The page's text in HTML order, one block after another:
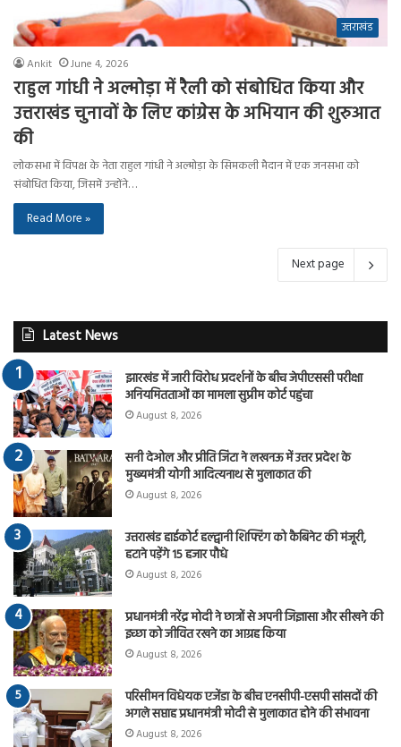
उत्तराखंड
Ankit June 4, 2026
राहुल गांधी ने अल्मोड़ा में रैली को संबोधित किया और
उत्तराखंड चुनावों के लिए कांग्रेस के अभियान की शुरुआत
की
लोकसभा में विपक्ष के नेता राहुल गांधी ने अल्मोड़ा के सिमकली मैदान में एक जनसभा को
संबोधित किया, जिसमें उन्होंने…
Read More »
Next page
Latest News
झारखंड में जारी विरोध प्रदर्शनों के बीच जेपीएससी परीक्षा
अनियमितताओं का मामला सुप्रीम कोर्ट पहुंचा
August 8, 2026
सनी देओल और प्रीति जिंटा ने लखनऊ में उत्तर प्रदेश के
मुख्यमंत्री योगी आदित्यनाथ से मुलाकात की
August 8, 2026
उत्तराखंड हाईकोर्ट हल्द्वानी शिफ्टिंग को कैबिनेट की मंजूरी,
हटाने पड़ेंगे 15 हजार पौधे
August 8, 2026
प्रधानमंत्री नरेंद्र मोदी ने छात्रों से अपनी जिज्ञासा और सीखने की
इच्छा को जीवित रखने का आग्रह किया
August 8, 2026
परिसीमन विधेयक एजेंडा के बीच एनसीपी-एसपी सांसदों की
अगले सप्ताह प्रधानमंत्री मोदी से मुलाकात होने की संभावना
August 8, 2026